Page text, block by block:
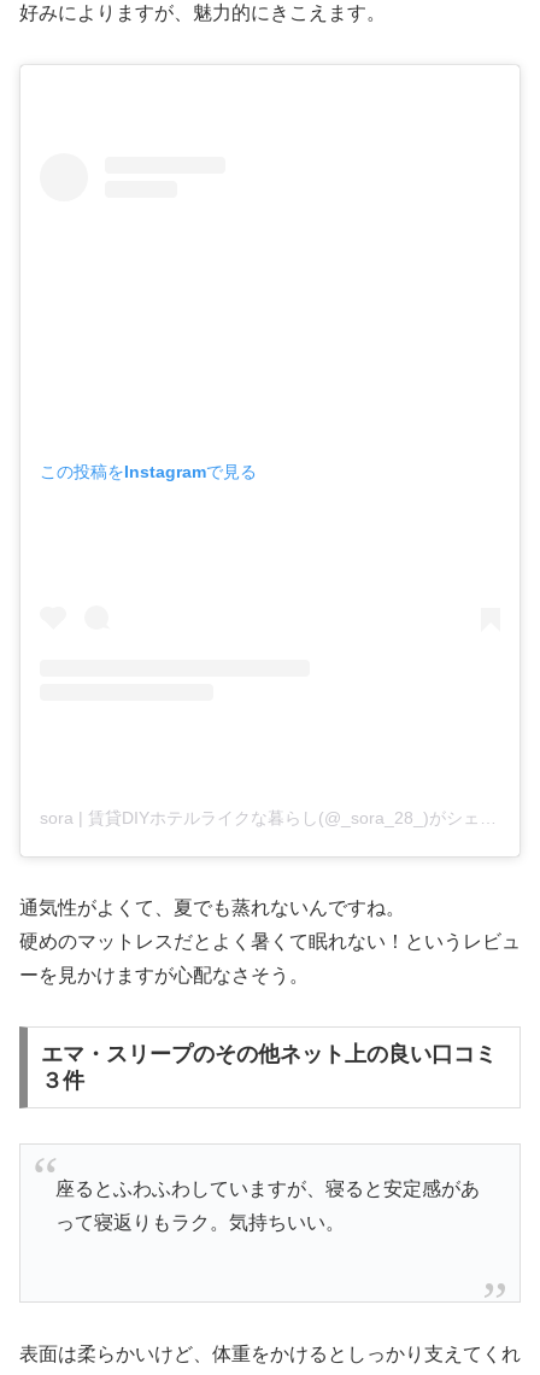
好みによりますが、魅力的にきこえます。
この投稿をInstagramで見る
通気性がよくて、夏でも蒸れないんですね。
硬めのマットレスだとよく暑くて眠れない！というレビュ
ーを見かけますが心配なさそう。
エマ・スリープのその他ネット上の良い口コミ
３件
座るとふわふわしていますが、寝ると安定感があ
って寝返りもラク。気持ちいい。
表面は柔らかいけど、体重をかけるとしっかり支えてくれ